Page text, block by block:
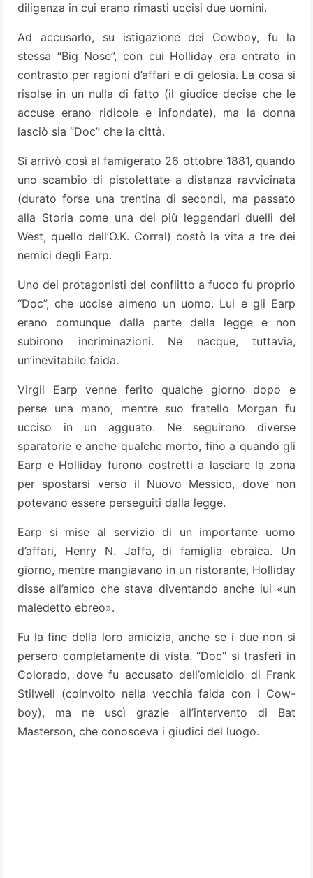
diligenza in cui erano rimasti uccisi due uomini.
Ad accusarlo, su istigazione dei Cowboy, fu la
stessa “Big Nose”, con cui Holliday era entrato in
contrasto per ragioni d’affari e di gelosia. La cosa si
risolse in un nulla di fatto (il giudice decise che le
accuse erano ridicole e infondate), ma la donna
lasciò sia “Doc” che la città.
Si arrivò così al famigerato 26 ottobre 1881, quando
uno scambio di pistolettate a distanza ravvicinata
(durato forse una trentina di secondi, ma passato
alla Storia come una dei più leggendari duelli del
West, quello dell’O.K. Corral) costò la vita a tre dei
nemici degli Earp.
Uno dei protagonisti del conflitto a fuoco fu proprio
“Doc”, che uccise almeno un uomo. Lui e gli Earp
erano comunque dalla parte della legge e non
subirono incriminazioni. Ne nacque, tuttavia,
un’inevitabile faida.
Virgil Earp venne ferito qualche giorno dopo e
perse una mano, mentre suo fratello Morgan fu
ucciso in un agguato. Ne seguirono diverse
sparatorie e anche qualche morto, fino a quando gli
Earp e Holliday furono costretti a lasciare la zona
per spostarsi verso il Nuovo Messico, dove non
potevano essere perseguiti dalla legge.
Earp si mise al servizio di un importante uomo
d’affari, Henry N. Jaffa, di famiglia ebraica. Un
giorno, mentre mangiavano in un ristorante, Holliday
disse all’amico che stava diventando anche lui «un
maledetto ebreo».
Fu la fine della loro amicizia, anche se i due non si
persero completamente di vista. “Doc” si trasferì in
Colorado, dove fu accusato dell’omicidio di Frank
Stilwell (coinvolto nella vecchia faida con i Cow-
boy), ma ne uscì grazie all’intervento di Bat
Masterson, che conosceva i giudici del luogo.